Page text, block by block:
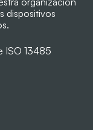
dispositivos
ISO 13485